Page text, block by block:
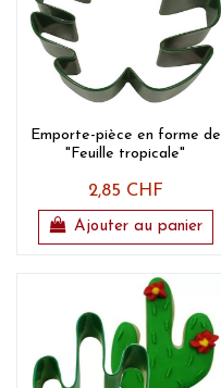
Emporte-pièce en forme de
"Feuille tropicale"
2,85 CHF
Ajouter au panier